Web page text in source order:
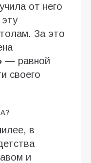
от него
За это
— равной
своего
в
и